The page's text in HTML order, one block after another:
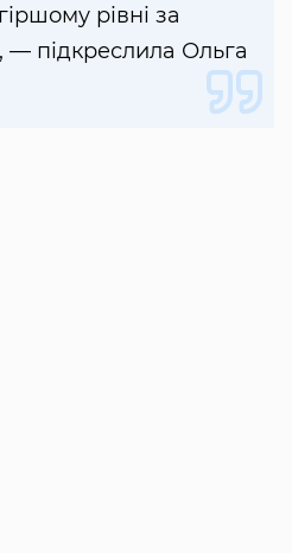
рівні за
— підкреслила Ольга